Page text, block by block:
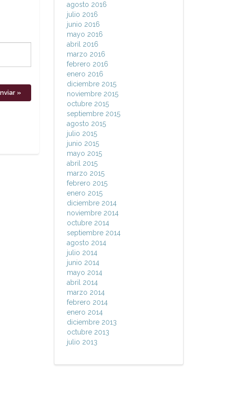
agosto 2016
julio 2016
junio 2016
mayo 2016
abril 2016
marzo 2016
febrero 2016
enero 2016
diciembre 2015
noviembre 2015
octubre 2015
septiembre 2015
agosto 2015
julio 2015
junio 2015
mayo 2015
abril 2015
marzo 2015
febrero 2015
enero 2015
diciembre 2014
noviembre 2014
octubre 2014
septiembre 2014
agosto 2014
julio 2014
junio 2014
mayo 2014
abril 2014
marzo 2014
febrero 2014
enero 2014
diciembre 2013
octubre 2013
julio 2013